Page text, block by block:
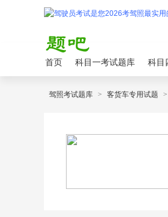
首页 科目一考试题库 科目
驾照考试题库 > 客货车专用试题 >